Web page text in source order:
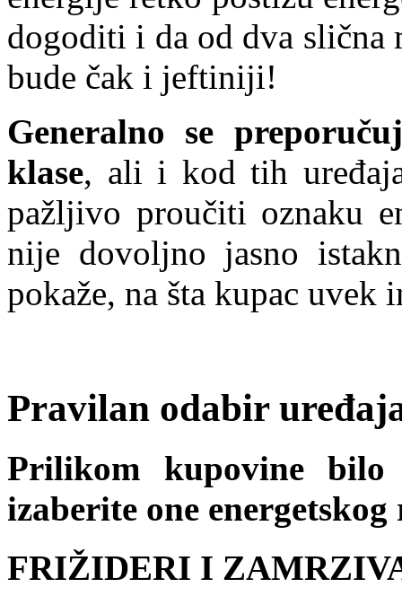
dogoditi i da od dva slična
bude čak i jeftiniji!
Generalno se
klase, ali i kod tih
pažljivo proučiti oznaku
nije dovoljno jasno
pokaže, na šta kupac uvek
Pravilan odabir
Prilikom kupovine bilo
izaberite one
FRIŽIDERI I